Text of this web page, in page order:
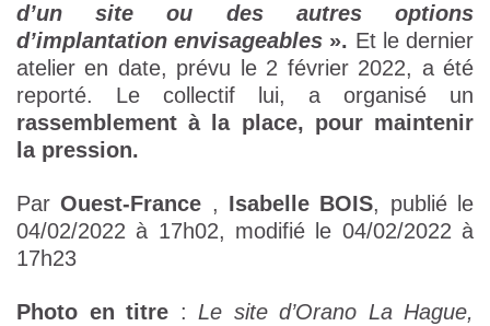
d’un site ou des autres options
d’implantation envisageables ». Et le dernier
atelier en date, prévu le 2 février 2022, a été
reporté. Le collectif lui, a organisé un
rassemblement à la place, pour maintenir
la pression.
ParOuest-France , Isabelle BOIS, publié le
04/02/2022 à 17h02, modifié le 04/02/2022 à
17h23
Photo en titre : Le site d’Orano La Hague,